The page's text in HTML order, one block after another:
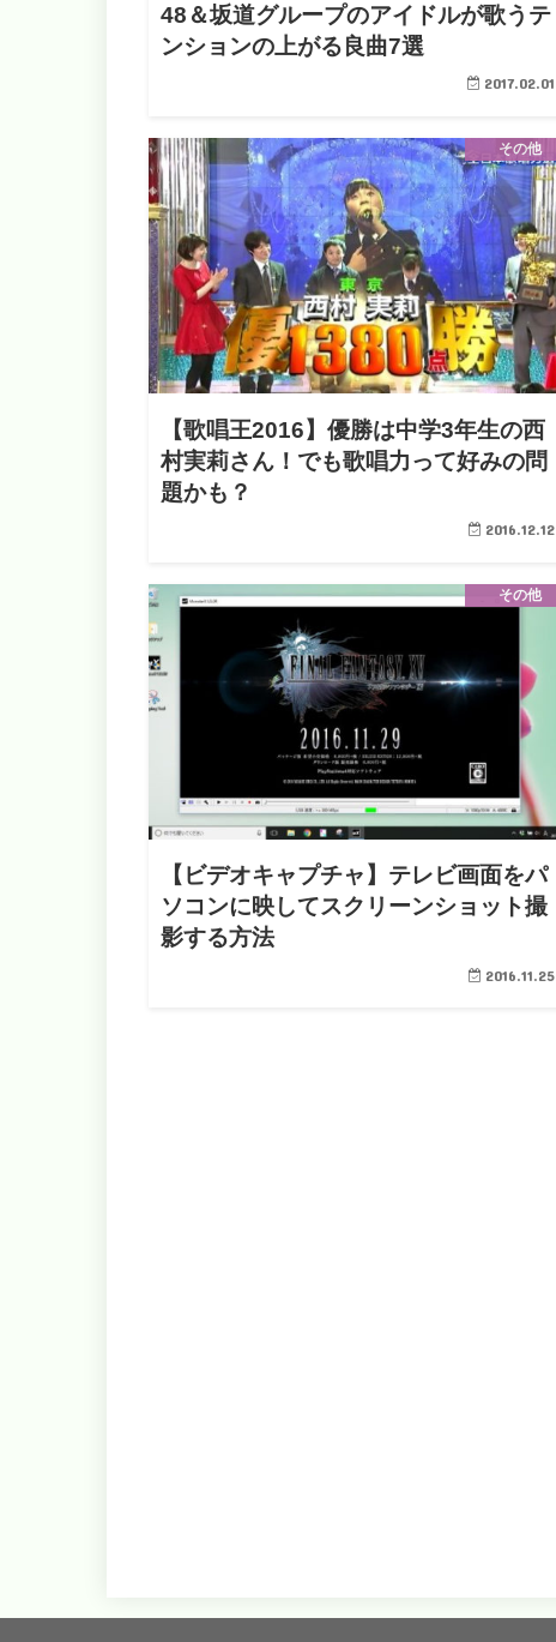
48＆坂道グループのアイドルが歌うテ
ンションの上がる良曲7選
2017.02.01
その他
【歌唱王2016】優勝は中学3年生の西
村実莉さん！でも歌唱力って好みの問
題かも？
2016.12.12
その他
【ビデオキャプチャ】テレビ画面をパ
ソコンに映してスクリーンショット撮
影する方法
2016.11.25